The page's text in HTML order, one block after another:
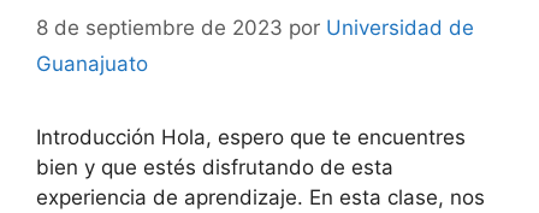
8 de septiembre de 2023 por Universidad de
Guanajuato
Introducción Hola, espero que te encuentres
bien y que estés disfrutando de esta
experiencia de aprendizaje. En esta clase, nos